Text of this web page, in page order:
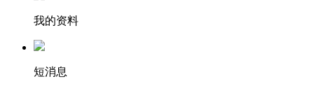
我的资料
短消息